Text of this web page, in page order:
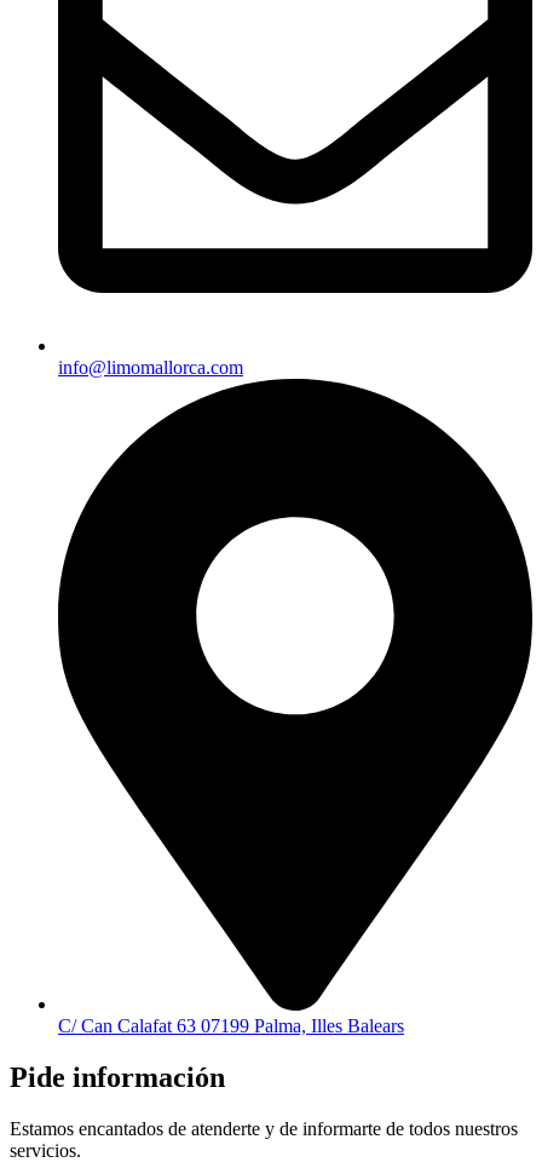
info@limomallorca.com
C/ Can Calafat 63 07199 Palma, Illes Balears
Pide información
Estamos encantados de atenderte y de informarte de todos nuestros
servicios.